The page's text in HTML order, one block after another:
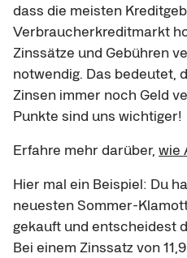
dass die meisten
Verbraucherkreditmarkt
Zinssätze und Gebühren
notwendig. Das bedeutet,
Zinsen immer noch Geld
Punkte sind uns wichtiger!
Erfahre mehr darüber, wie
Hier mal ein Beispiel: Du
neuesten Sommer-
gekauft und entscheidest
Bei einem Zinssatz von